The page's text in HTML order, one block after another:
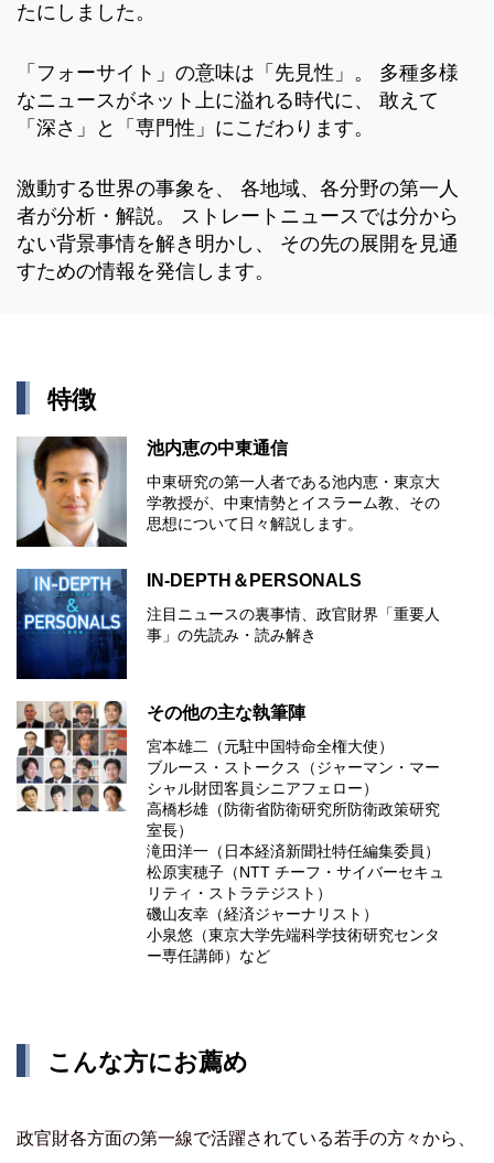
たにしました。
「フォーサイト」の意味は「先見性」。 多種多様
なニュースがネット上に溢れる時代に、 敢えて
「深さ」と「専門性」にこだわります。
激動する世界の事象を、 各地域、各分野の第一人
者が分析・解説。 ストレートニュースでは分から
ない背景事情を解き明かし、 その先の展開を見通
すための情報を発信します。
特徴
池内恵の中東通信
中東研究の第⼀⼈者である池内恵・東京⼤
学教授が、中東情勢とイスラーム教、その
思想について⽇々解説します。
IN-DEPTH＆PERSONALS
注目ニュースの裏事情、政官財界「重要人
事」の先読み・読み解き
その他の主な執筆陣
宮本雄二（元駐中国特命全権大使）
ブルース・ストークス（ジャーマン・マー
シャル財団客員シニアフェロー）
高橋杉雄（防衛省防衛研究所防衛政策研究
室長）
滝田洋一（日本経済新聞社特任編集委員）
松原実穂子（NTT チーフ・サイバーセキュ
リティ・ストラテジスト）
磯山友幸（経済ジャーナリスト）
小泉悠（東京大学先端科学技術研究センタ
ー専任講師）など
こんな方にお薦め
政官財各方面の第一線で活躍されている若手の方々から、